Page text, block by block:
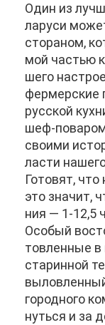
Один из
ла­ру­си
сто­ра­ном,
мой ча­стью
ше­го
фер­мер­ские
рус­ской
шеф-
сво­и­ми
ла­сти
Го­то­вят,
это зна­чит,
ния — 1-12,5
Осо­бый
тов­лен­ные в
ста­рин­ной
го­род­но­го
нуть­ся и за